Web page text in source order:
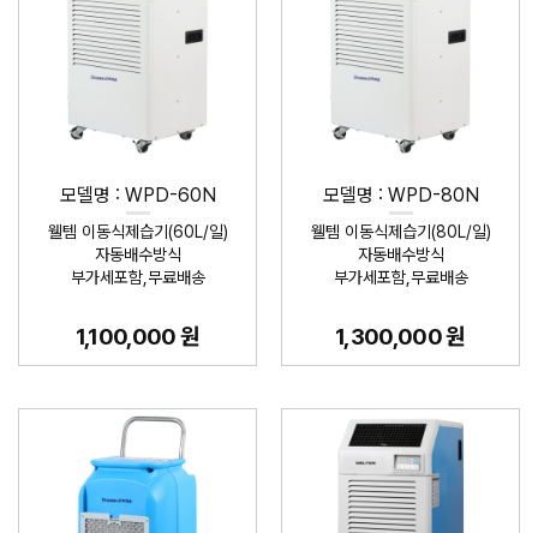
모델명 : WPD-60N
웰템 이동식제습기(60L/일)
자동배수방식
부가세포함,무료배송
1,100,000 원
모델명 : WPD-80N
웰템 이동식제습기(80L/일)
자동배수방식
부가세포함,무료배송
1,300,000 원